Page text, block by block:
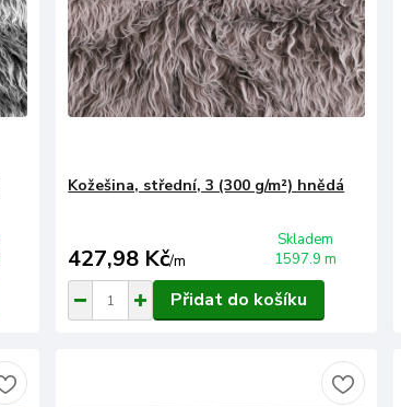
Kožešina, střední, 3 (300 g/m²) hnědá
427,98 Kč/m
Skladem
1597.9 m
Přidat do košíku